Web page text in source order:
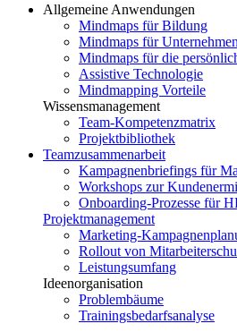
Allgemeine Anwendungen
Mindmaps für Bildung
Mindmaps für Unternehmen
Mindmaps für die
Assistive Technologie
Mindmapping Vorteile
Wissensmanagement
Team-Kompetenzmatrix
Projektbibliothek
Teamzusammenarbeit
Kampagnenbriefings für
Workshops zur
Onboarding-Prozesse für
Projektmanagement
Marketing-
Rollout von
Leistungsumfang
Ideenorganisation
Problembäume
Trainingsbedarfsanalyse